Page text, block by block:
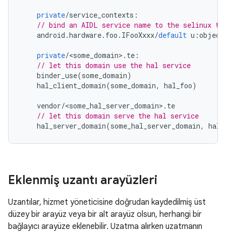
private/service_contexts :
// bind an AIDL service name to the selinux
android .hardware. foo . IFooXxxx/default u :
private/<some_domain> . te :
// let this domain use the hal service
binder_use(some_domain)
hal_client_domain(some_domain, hal_foo)
vendor/<some_hal_server_domain> . te
// let this domain serve the hal service
hal_server_domain(some_hal_server_domain,
Eklenmiş uzantı arayüzleri
Uzantılar, hizmet yöneticisine doğrudan kaydedilmiş üst
düzey bir arayüz veya bir alt arayüz olsun, herhangi bir
bağlayıcı arayüze eklenebilir. Uzatma alırken uzatmanın